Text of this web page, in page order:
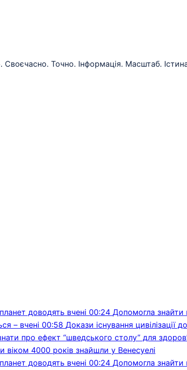
Точно. Інформація. Масштаб.
доводять вчені 00:24 Допомогла знайти
– вчені 00:58 Докази існування цивілізації
про ефект “шведського столу” для
віком 4000 років знайшли у Венесуелі
доводять вчені 00:24 Допомогла знайти